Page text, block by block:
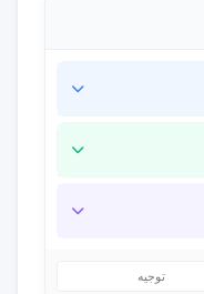
توجيه